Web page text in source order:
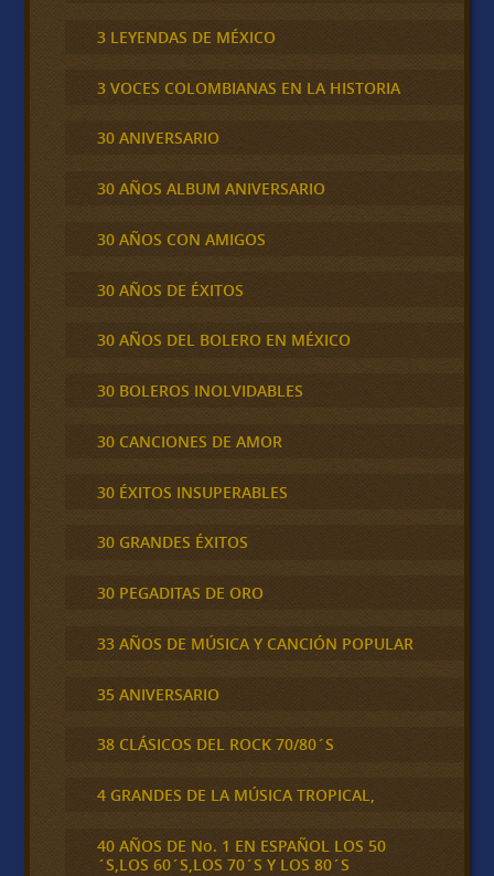
3 LEYENDAS DE MÉXICO
3 VOCES COLOMBIANAS EN LA HISTORIA
30 ANIVERSARIO
30 AÑOS ALBUM ANIVERSARIO
30 AÑOS CON AMIGOS
30 AÑOS DE ÉXITOS
30 AÑOS DEL BOLERO EN MÉXICO
30 BOLEROS INOLVIDABLES
30 CANCIONES DE AMOR
30 ÉXITOS INSUPERABLES
30 GRANDES ÉXITOS
30 PEGADITAS DE ORO
33 AÑOS DE MÚSICA Y CANCIÓN POPULAR
35 ANIVERSARIO
38 CLÁSICOS DEL ROCK 70/80´S
4 GRANDES DE LA MÚSICA TROPICAL,
40 AÑOS DE No. 1 EN ESPAÑOL LOS 50
´S,LOS 60´S,LOS 70´S Y LOS 80´S